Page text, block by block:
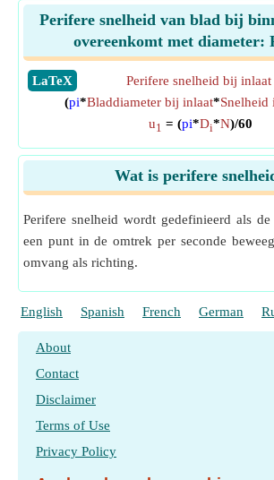
Perifere snelheid van blad bij
overeenkomt met diameter:
​LaTeX Perifere snelheid bij inlaat
(pi*Bladdiameter bij inlaat*Snelheid
u1 = (pi*Di*N)/60
Wat is perifere
Perifere snelheid wordt gedefinieerd als de
een punt in de omtrek per seconde
omvang als richting.
English Spanish French German
About
Contact
Disclaimer
Terms of Use
Privacy Policy